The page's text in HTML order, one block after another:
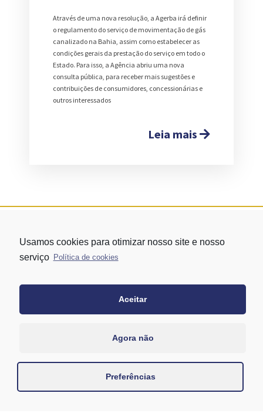
Através de uma nova resolução, a Agerba irá definir
o regulamento do serviço de movimentação de gás
canalizado na Bahia, assim como estabelecer as
condições gerais da prestação do serviço em todo o
Estado. Para isso, a Agência abriu uma nova
consulta pública, para receber mais sugestões e
contribuições de consumidores, concessionárias e
outros interessados
Leia mais
andar – conj. 1305 – Vila Mariana - São Paulo/SP
Usamos cookies para otimizar nosso site e nosso
serviço Política de cookies
Aceitar
Agora não
Preferências